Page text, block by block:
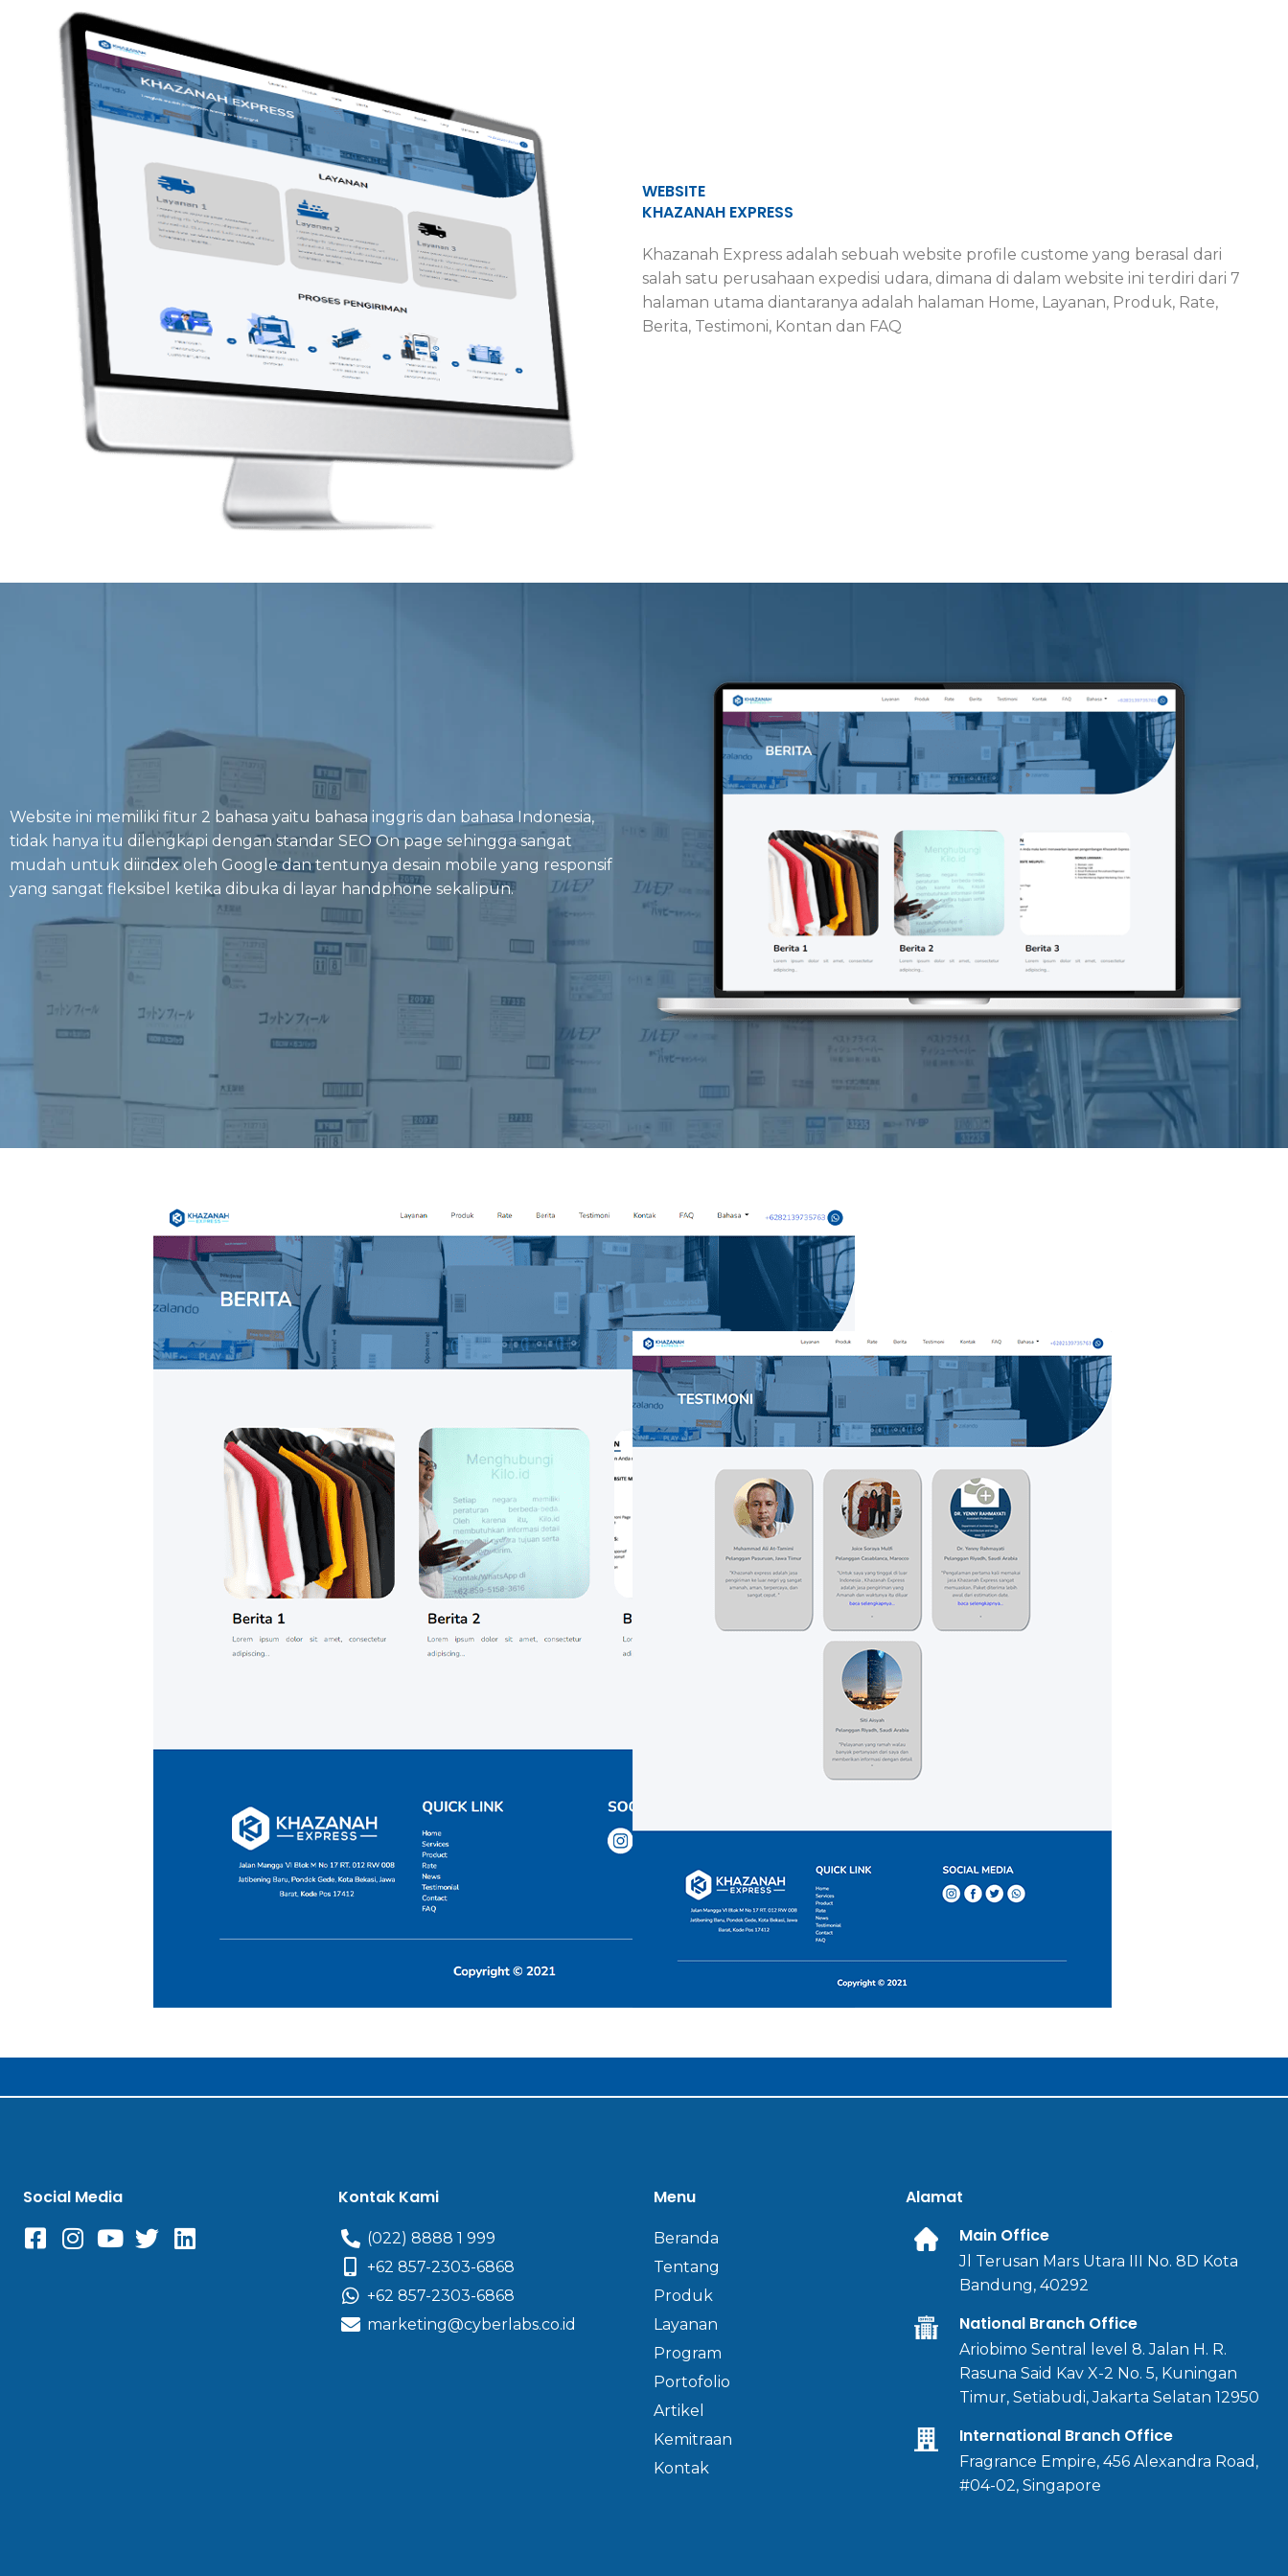
WEBSITE
KHAZANAH EXPRESS
Khazanah Express adalah sebuah website profile custome yang berasal dari
salah satu perusahaan expedisi udara, dimana di dalam website ini terdiri dari 7
halaman utama diantaranya adalah halaman Home, Layanan, Produk, Rate,
Berita, Testimoni, Kontan dan FAQ
Website ini memiliki fitur 2 bahasa yaitu bahasa inggris dan bahasa Indonesia,
tidak hanya itu dilengkapi dengan standar SEO On page sehingga sangat
mudah untuk diindex oleh Google dan tentunya desain mobile yang responsif
yang sangat fleksibel ketika dibuka di layar handphone sekalipun.
Social Media Kontak Kami
(022) 8888 1 999
+62 857-2303-6868
+62 857-2303-6868
marketing@cyberlabs.co.id
Menu
Beranda
Tentang
Produk
Layanan
Program
Portofolio
Artikel
Kemitraan
Kontak
Alamat
Main Office
Jl Terusan Mars Utara III No. 8D Kota
Bandung, 40292
National Branch Office
Ariobimo Sentral level 8. Jalan H. R.
Rasuna Said Kav X-2 No. 5, Kuningan
Timur, Setiabudi, Jakarta Selatan 12950
International Branch Office
Fragrance Empire, 456 Alexandra Road,
#04-02, Singapore